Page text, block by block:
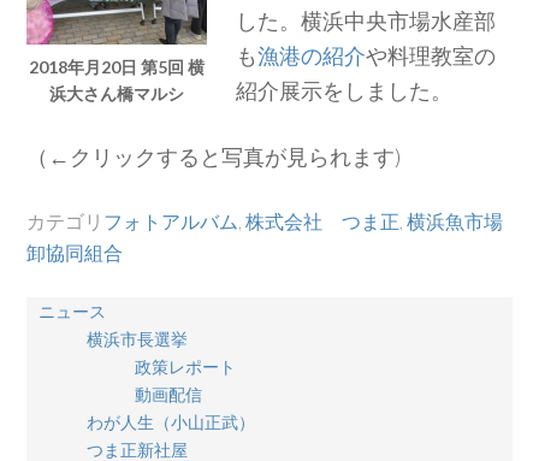
2018年月20日 第5回 横
浜大さん橋マルシ
した。横浜中央市場水産部
も漁港の紹介や料理教室の
紹介展示をしました。
（←クリックすると写真が見られます)
カテゴリ フォトアルバム ,株式会社 つま正 ,横浜魚市場
卸協同組合
ニュース
横浜市長選挙
政策レポート
動画配信
わが人生（小山正武）
つま正新社屋